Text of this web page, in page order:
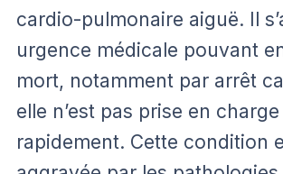
cardio-pulmonaire aiguë. Il
urgence médicale pouvant
mort, notamment par arrêt
elle n’est pas prise en charge
rapidement. Cette condition